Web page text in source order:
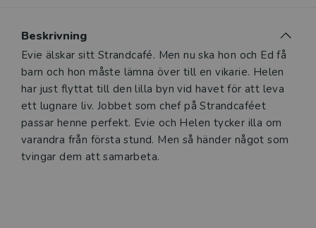
Beskrivning
Evie älskar sitt Strandcafé. Men nu ska hon och Ed få
barn och hon måste lämna över till en vikarie. Helen
har just flyttat till den lilla byn vid havet för att leva
ett lugnare liv. Jobbet som chef på Strandcaféet
passar henne perfekt. Evie och Helen tycker illa om
varandra från första stund. Men så händer något som
tvingar dem att samarbeta.